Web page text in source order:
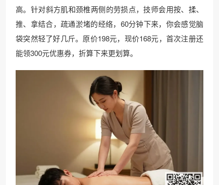
高。针对斜方肌和颈椎两侧的劳损点，技师会用按、揉、
推、拿结合，疏通淤堵的经络，60分钟下来，你会感觉脑
袋突然轻了好几斤。原价198元，现价168元，首次注册还
能领300元优惠券，折算下来更划算。